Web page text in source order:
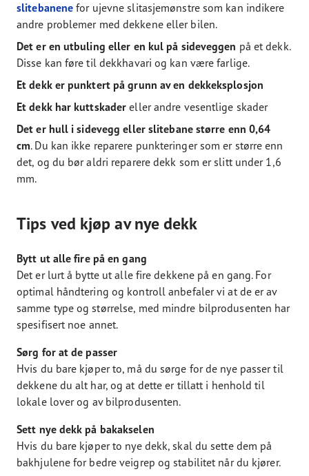
slitebanene for ujevne slitasjemønstre som kan indikere
andre problemer med dekkene eller bilen.
Det er en utbuling eller en kul på sideveggen på et dekk.
Disse kan føre til dekkhavari og kan være farlige.
Et dekk er punktert på grunn av en dekkeksplosjon
Et dekk har kuttskader eller andre vesentlige skader
Det er hull i sidevegg eller slitebane større enn 0,64
cm. Du kan ikke reparere punkteringer som er større enn
det, og du bør aldri reparere dekk som er slitt under 1,6
mm.
Tips ved kjøp av nye dekk
Bytt ut alle fire på en gang
Det er lurt å bytte ut alle fire dekkene på en gang. For
optimal håndtering og kontroll anbefaler vi at de er av
samme type og størrelse, med mindre bilprodusenten har
spesifisert noe annet.
Sørg for at de passer
Hvis du bare kjøper to, må du sørge for de nye passer til
dekkene du alt har, og at dette er tillatt i henhold til
lokale lover og av bilprodusenten.
Sett nye dekk på bakakselen
Hvis du bare kjøper to nye dekk, skal du sette dem på
bakhjulene for bedre veigrep og stabilitet når du kjører.